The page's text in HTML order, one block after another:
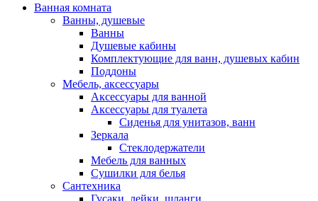
Ванная комната
Ванны, душевые
Ванны
Душевые кабины
Комплектующие для ванн, душевых кабин
Поддоны
Мебель, аксессуары
Аксессуары для ванной
Аксессуары для туалета
Сиденья для унитазов, ванн
Зеркала
Стеклодержатели
Мебель для ванных
Сушилки для белья
Сантехника
Гусаки, лейки, шланги